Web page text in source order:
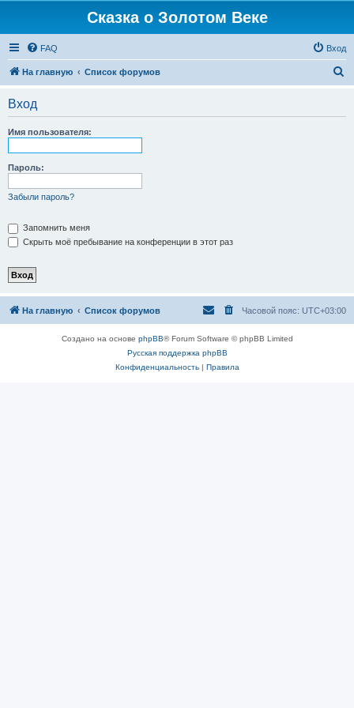
Сказка о Золотом Веке
FAQ Вход
На главную Список форумов
Вход
Имя пользователя:
Пароль:
Забыли пароль?
Запомнить меня
Скрыть моё пребывание на конференции в этот раз
На главную Список форумов Часовой пояс: UTC+03:00
Создано на основе phpBB® Forum Software © phpBB Limited
Русская поддержка phpBB
Конфиденциальность| Правила